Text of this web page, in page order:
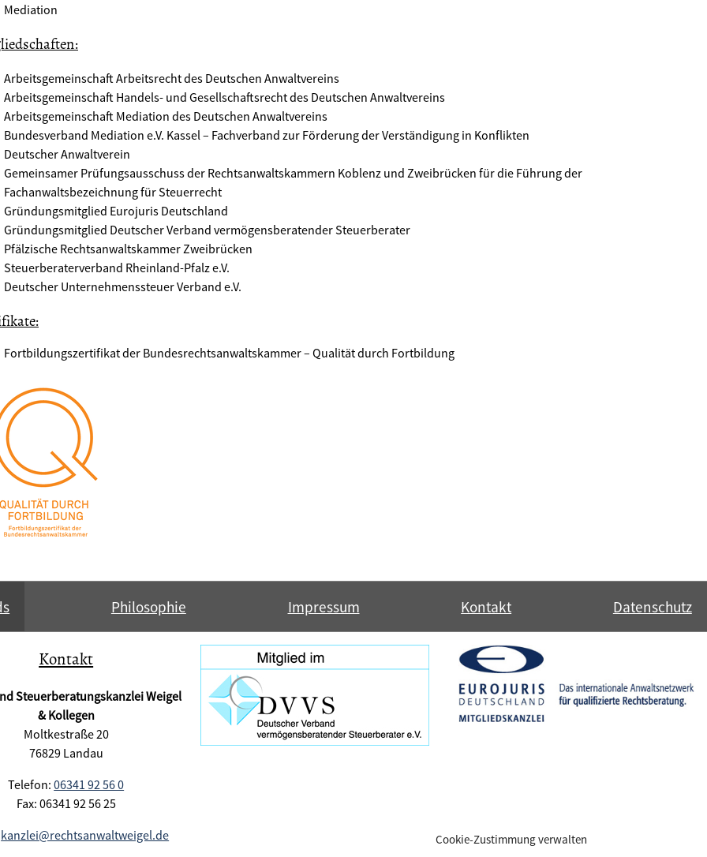
Cookie-Zustimmung verwalten
Mediation
Arbeitsgemeinschaft Arbeitsrecht des Deutschen Anwaltvereins
Arbeitsgemeinschaft Handels- und Gesellschaftsrecht des Deutschen Anwaltvereins
Arbeitsgemeinschaft Mediation des Deutschen Anwaltvereins
Bundesverband Mediation e.V. Kassel – Fachverband zur Förderung der Verständigung in Konflikten
Deutscher Anwaltverein
Gemeinsamer Prüfungsausschuss der Rechtsanwaltskammern Koblenz und Zweibrücken für die Führung der
Fachanwaltsbezeichnung für Steuerrecht
Gründungsmitglied Eurojuris Deutschland
Gründungsmitglied Deutscher Verband vermögensberatender Steuerberater
Pfälzische Rechtsanwaltskammer Zweibrücken
Steuerberaterverband Rheinland-Pfalz e.V.
Deutscher Unternehmenssteuer Verband e.V.
Fortbildungszertifikat der Bundesrechtsanwaltskammer – Qualität durch Fortbildung
Philosophie Impressum Kontakt Datenschutz
Kontakt
Steuerberatungskanzlei Weigel
& Kollegen
Moltkestraße 20
76829 Landau
Telefon:06341 92 56 0
Fax: 06341 92 56 25
kanzlei@rechtsanwaltweigel.de